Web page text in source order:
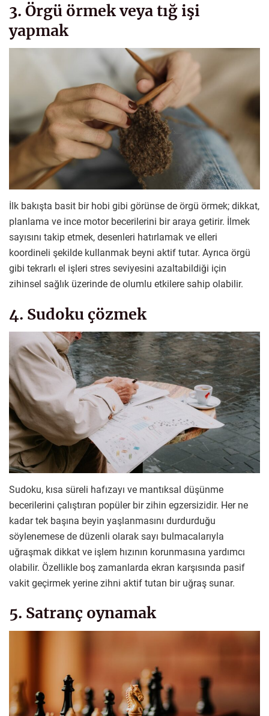
3. Örgü örmek veya tığ işi
yapmak
İlk bakışta basit bir hobi gibi görünse de örgü örmek; dikkat,
planlama ve ince motor becerilerini bir araya getirir. İlmek
sayısını takip etmek, desenleri hatırlamak ve elleri
koordineli şekilde kullanmak beyni aktif tutar. Ayrıca örgü
gibi tekrarlı el işleri stres seviyesini azaltabildiği için
zihinsel sağlık üzerinde de olumlu etkilere sahip olabilir.
4. Sudoku çözmek
Sudoku, kısa süreli hafızayı ve mantıksal düşünme
becerilerini çalıştıran popüler bir zihin egzersizidir. Her ne
kadar tek başına beyin yaşlanmasını durdurduğu
söylenemese de düzenli olarak sayı bulmacalarıyla
uğraşmak dikkat ve işlem hızının korunmasına yardımcı
olabilir. Özellikle boş zamanlarda ekran karşısında pasif
vakit geçirmek yerine zihni aktif tutan bir uğraş sunar.
5. Satranç oynamak